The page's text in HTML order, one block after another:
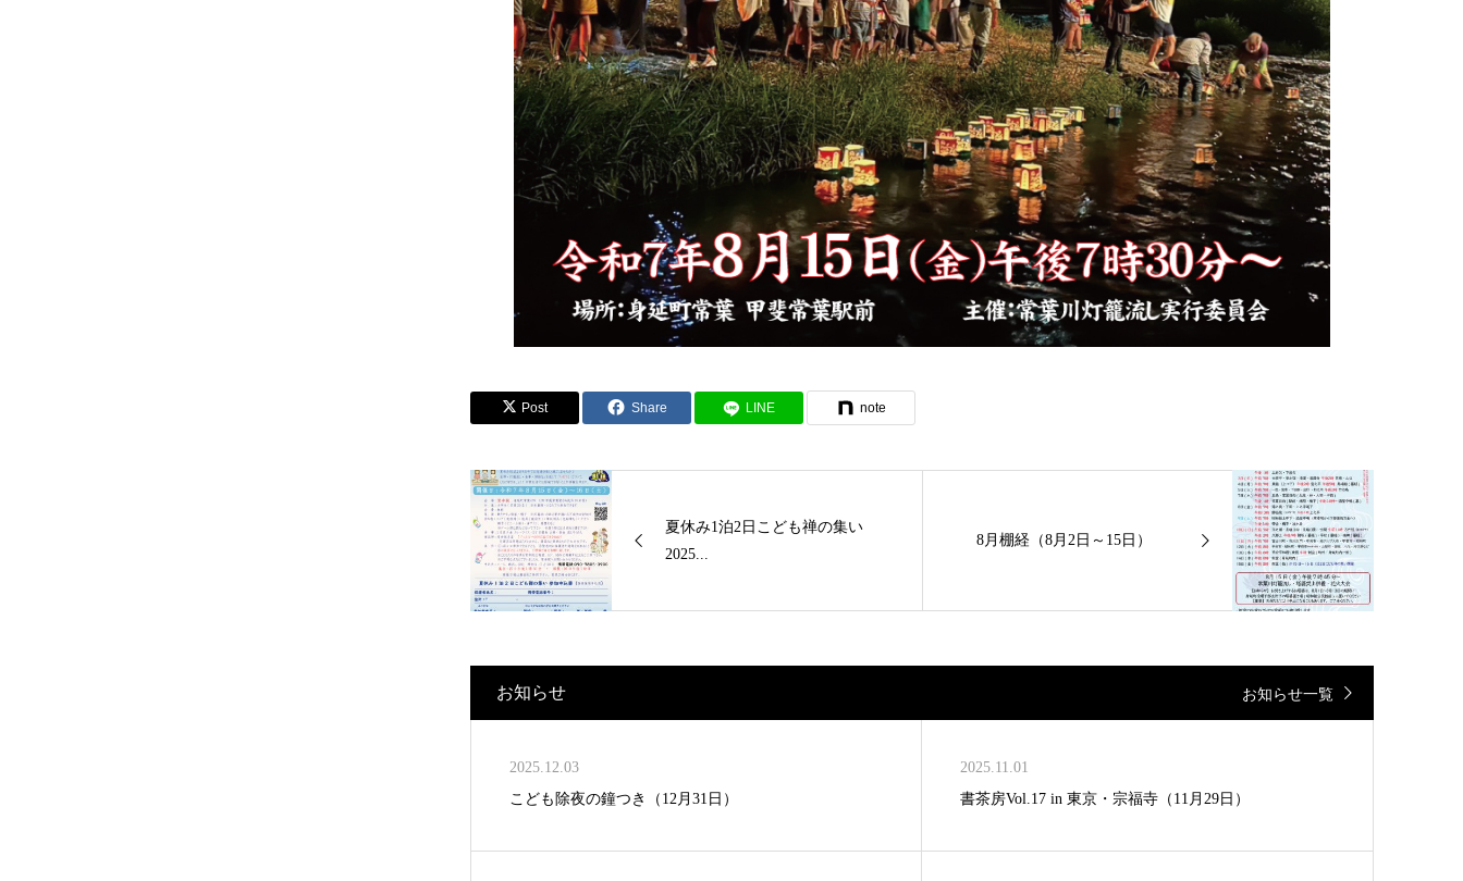
Post Share LINE note
夏休み1泊2日こども禅の集い
2025...
8月棚経（8月2日～15日）
お知らせ お知らせ一覧
2025.12.03
こども除夜の鐘つき（12月31日）
2025.11.01
書茶房Vol.17 in 東京・宗福寺（11月29日）